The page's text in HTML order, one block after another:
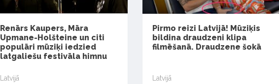
Renārs Kaupers, Māra
Upmane-Holšteine un citi
populāri mūziķi iedzied
latgaliešu festivāla himnu
Latvijā
Pirmo reizi Latvijā! Mūziķis
bildina draudzeni klipa
filmēšanā. Draudzene šokā
Latvijā